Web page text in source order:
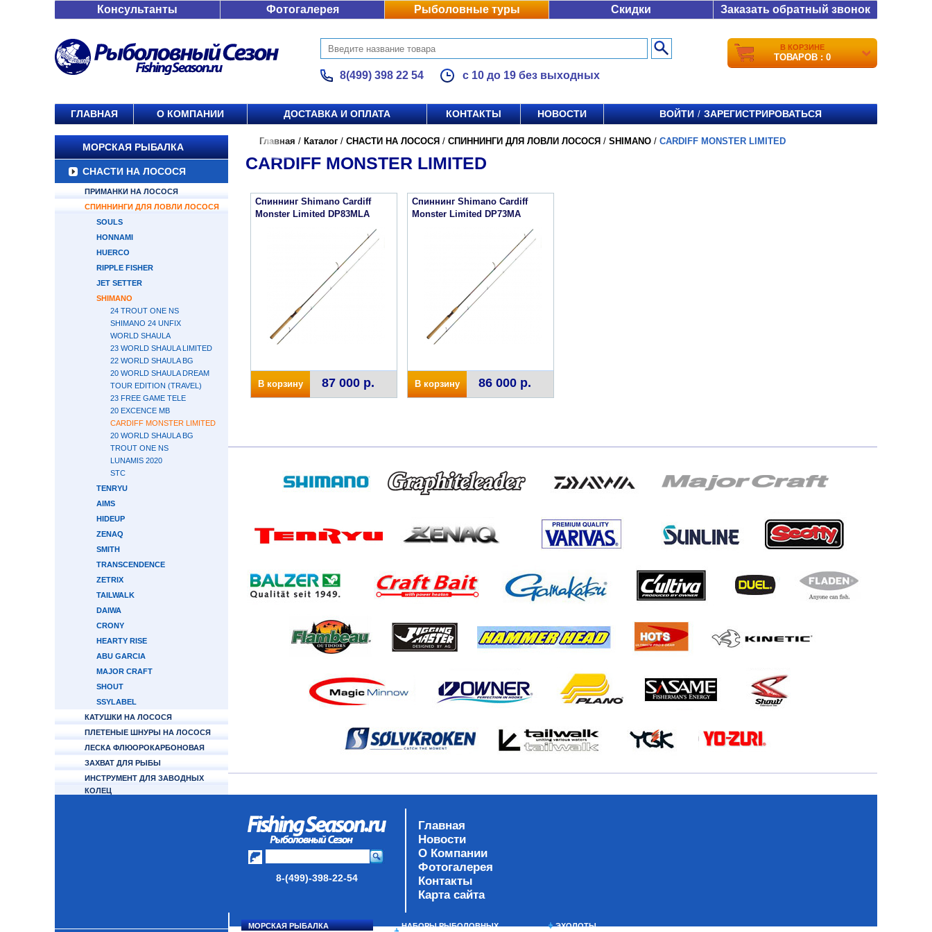
Консультанты Фотогалерея Рыболовные туры Скидки Заказать обратный звонок
8(499) 398 22 54 с 10 до 19 без выходных
В КОРЗИНЕ
ТОВАРОВ : 0
ГЛАВНАЯ О КОМПАНИИ ДОСТАВКА И ОПЛАТА КОНТАКТЫ НОВОСТИ ВОЙТИ / ЗАРЕГИСТРИРОВАТЬСЯ
МОРСКАЯ РЫБАЛКА
СНАСТИ НА ЛОСОСЯ
ПРИМАНКИ НА ЛОСОСЯ
СПИННИНГИ ДЛЯ ЛОВЛИ ЛОСОСЯ
SOULS
HONNAMI
HUERCO
RIPPLE FISHER
JET SETTER
SHIMANO
24 TROUT ONE NS
SHIMANO 24 UNFIX
WORLD SHAULA
23 WORLD SHAULA LIMITED
22 WORLD SHAULA BG
20 WORLD SHAULA DREAM
TOUR EDITION (TRAVEL)
23 FREE GAME TELE
20 EXCENCE MB
CARDIFF MONSTER LIMITED
20 WORLD SHAULA BG
TROUT ONE NS
LUNAMIS 2020
STC
TENRYU
AIMS
HIDEUP
ZENAQ
SMITH
TRANSCENDENCE
ZETRIX
TAILWALK
DAIWA
CRONY
HEARTY RISE
ABU GARCIA
MAJOR CRAFT
SHOUT
SSYLABEL
КАТУШКИ НА ЛОСОСЯ
ПЛЕТЕНЫЕ ШНУРЫ НА ЛОСОСЯ
ЛЕСКА ФЛЮОРОКАРБОНОВАЯ
ЗАХВАТ ДЛЯ РЫБЫ
ИНСТРУМЕНТ ДЛЯ ЗАВОДНЫХ
КОЛЕЦ
Главная / Каталог / СНАСТИ НА ЛОСОСЯ / СПИННИНГИ ДЛЯ ЛОВЛИ ЛОСОСЯ / SHIMANO / CARDIFF MONSTER LIMITED
CARDIFF MONSTER LIMITED
Спиннинг Shimano Cardiff
Monster Limited DP83MLA
В корзину 87 000 р.
Спиннинг Shimano Cardiff
Monster Limited DP73MA
В корзину 86 000 р.
8-(499)-398-22-54
Главная
Новости
О Компании
Фотогалерея
Контакты
Карта сайта
МОРСКАЯ РЫБАЛКА
НАБОРЫ РЫБОЛОВНЫХ
ЭХОЛОТЫ